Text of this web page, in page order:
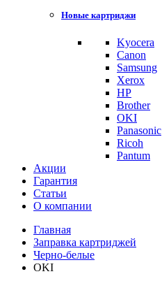
Новые картриджи
Kyocera
Canon
Samsung
Xerox
HP
Brother
OKI
Panasonic
Ricoh
Pantum
Акции
Гарантия
Статьи
О компании
Главная
Заправка картриджей
Черно-белые
OKI